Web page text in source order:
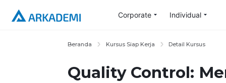
Corporate Individual
Beranda Kursus Siap Kerja Detail Kursus
Quality Control: